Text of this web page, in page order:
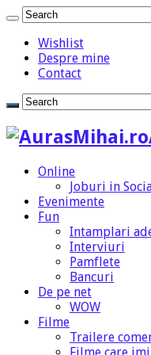
Wishlist
Despre mine
Contact
Online
Joburi in
Evenimente
Fun
Intamplari
Interviuri
Pamflete
Bancuri
De pe net
WOW
Filme
Trailere